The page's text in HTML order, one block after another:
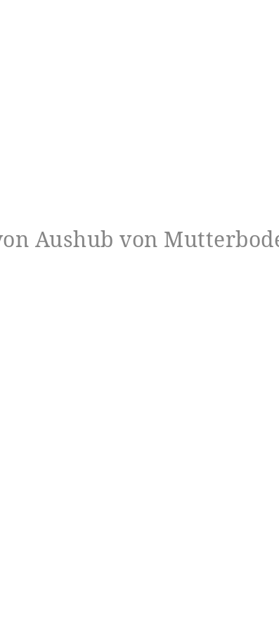
Aushub von